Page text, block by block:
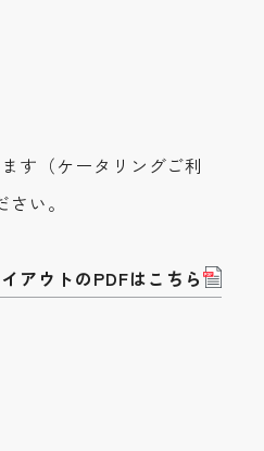
す（ケータリングご利
い。
イアウトのPDFはこちら